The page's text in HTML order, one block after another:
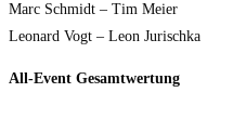
Marc Schmidt – Tim
Leonard Vogt – Leon
All-Event Gesamtwertung